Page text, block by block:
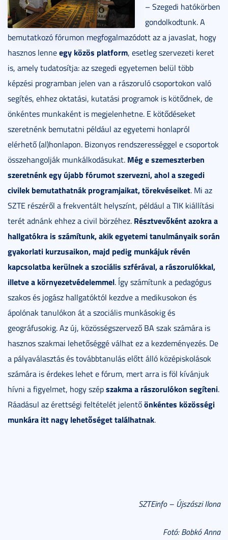
– Szegedi hatókörben
gondolkodtunk. A
bemutatkozó fórumon megfogalmazódott az a javaslat, hogy
hasznos lenneegy közös platform, esetleg szervezeti keret
is, amely tudatosítja: az szegedi egyetemen belül több
képzési programban jelen van a rászoruló csoportokon való
segítés, ehhez oktatási, kutatási programok is kötődnek, de
önkéntes munkaként is megjelenhetne. E kötődéseket
szeretnénk bemutatni például az egyetemi honlapról
elérhető (al)honlapon. Bizonyos rendszerességgel e csoportok
összehangolják munkálkodásukat. Még e szemeszterben
szeretnénk egy újabb fórumot szervezni, ahol a szegedi
civilek bemutathatnák programjaikat, törekvéseiket. Mi az
SZTE részéről a frekventált helyszínt, például a TIK kiállítási
terét adnánk ehhez a civil börzéhez. Résztvevőként azokra a
hallgatókra is számítunk, akik egyetemi tanulmányaik során
gyakorlati kurzusaikon, majd pedig munkájuk révén
kapcsolatba kerülnek a szociális szférával, a rászorulókkal,
illetve a környezetvédelemmel. Így számítunk a pedagógus
szakos és jogász hallgatóktól kezdve a medikusokon és
ápolónak tanulókon át a szociális munkásokig és
geográfusokig. Az új, közösségszervező BA szak számára is
hasznos szakmai lehetőséggé válhat ez a kezdeményezés. De
a pályaválasztás és továbbtanulás előtt álló középiskolások
számára is érdekes lehet e fórum, mert arra is föl kívánjuk
hívni a figyelmet, hogy szépszakma a rászorulókon segíteni.
Ráadásul az érettségi feltételét jelentőönkéntes közösségi
munkára itt nagy lehetőséget találhatnak.
SZTEinfo – Újszászi Ilona
Fotó: Bobkó Anna